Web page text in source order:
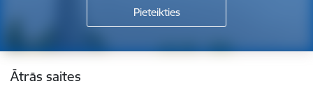
Kājene
Ātrās saites